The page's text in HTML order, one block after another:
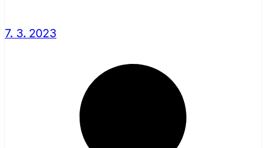
7. 3. 2023